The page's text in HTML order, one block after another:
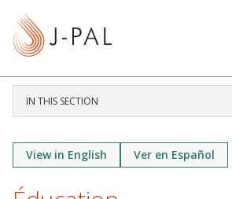
IN THIS SECTION
View in English Ver en Español